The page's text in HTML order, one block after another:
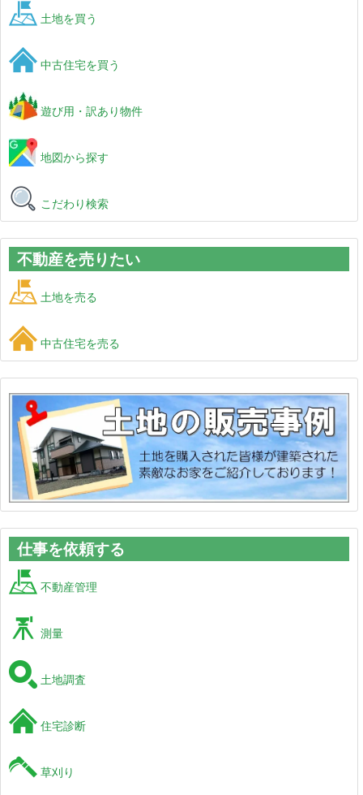
土地を買う
中古住宅を買う
遊び用・訳あり物件
地図から探す
こだわり検索
不動産を売りたい
土地を売る
中古住宅を売る
仕事を依頼する
不動産管理
測量
土地調査
住宅診断
草刈り